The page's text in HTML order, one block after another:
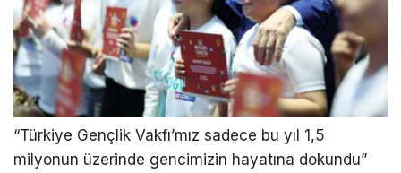
“Türkiye Gençlik Vakfı’mız sadece bu yıl 1,5
milyonun üzerinde gencimizin hayatına dokundu”